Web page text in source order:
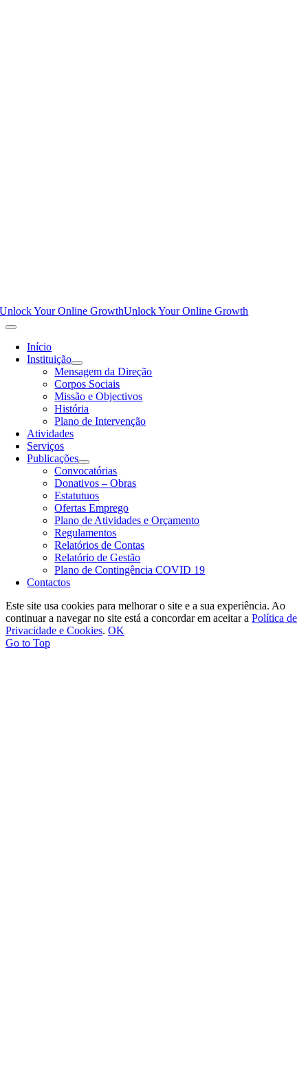
Unlock Your Online GrowthUnlock Your Online Growth
Início
Instituição
Mensagem da Direção
Corpos Sociais
Missão e Objectivos
História
Plano de Intervenção
Atividades
Serviços
Publicações
Convocatórias
Donativos – Obras
Estatutuos
Ofertas Emprego
Plano de Atividades e Orçamento
Regulamentos
Relatórios de Contas
Relatório de Gestão
Plano de Contingência COVID 19
Contactos
Este site usa cookies para melhorar o site e a sua experiência. Ao
continuar a navegar no site está a concordar em aceitar a Política de
Privacidade e Cookies. OK
Go to Top